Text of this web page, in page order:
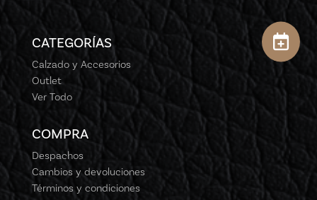
CATEGORÍAS
Calzado y Accesorios
Outlet
Ver Todo
COMPRA
Despachos
Cambios y devoluciones
Términos y condiciones